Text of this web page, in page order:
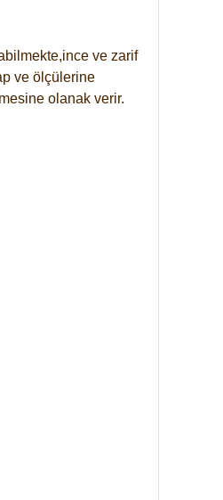
ve zarif
ve ölçülerine
olanak verir.